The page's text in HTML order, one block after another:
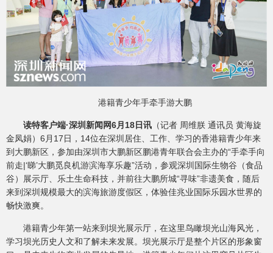
港籍青少年手牵手游大鹏
读特客户端·深圳新闻网6月18日讯 （记者 周维朕 通讯员 黄海旋
金凤娟）6月17日，14位在深圳居住、工作、学习的香港籍青少年来
到大鹏新区，参加由深圳市大鹏新区鹏港青年联合会主办的“手牵手向
前走|‘睇’大鹏觅良机游滨海享乐趣”活动，参观深圳国际生物谷（食品
谷）展示厅、乐土生命科技，并前往大鹏所城“寻味”非遗美食，随后
来到深圳规模最大的滨海旅游度假区，体验佳兆业国际乐园水世界的
畅快激爽。
港籍青少年第一站来到坝光展示厅，在这里鸟瞰坝光山海风光，
学习坝光历史人文和了解未来发展。坝光展示厅是整个片区的形象窗